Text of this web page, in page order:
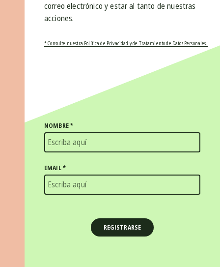
correo electrónico y estar al tanto de nuestras
acciones.
* Consulte nuestra Política de Privacidad y de Tratamiento de Datos Personales.
NOMBRE*
EMAIL*